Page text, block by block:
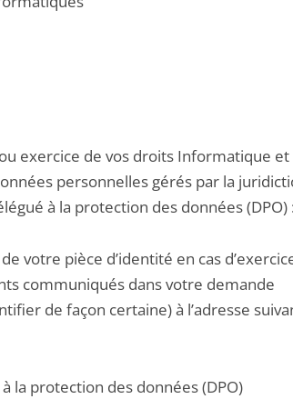
exercice de vos droits Informatique
personnelles gérés par la
à la protection des données (DPO) :
votre pièce d’identité en cas
communiqués dans votre demande
de façon certaine) à l’adresse
la protection des données (DPO)